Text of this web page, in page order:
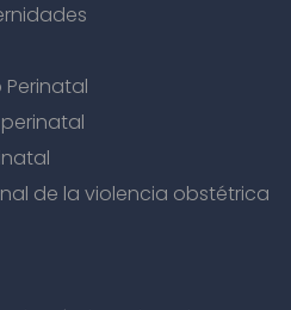
Perinatal
de la violencia obstétrica